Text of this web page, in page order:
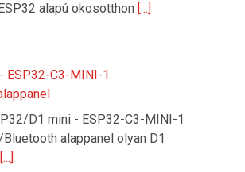
alapú okosotthon [...]
ESP32-C3-MINI-1
D1 mini - ESP32-C3-MINI-1
alappanel olyan D1
[...]